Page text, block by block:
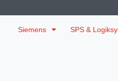
Siemens SPS &